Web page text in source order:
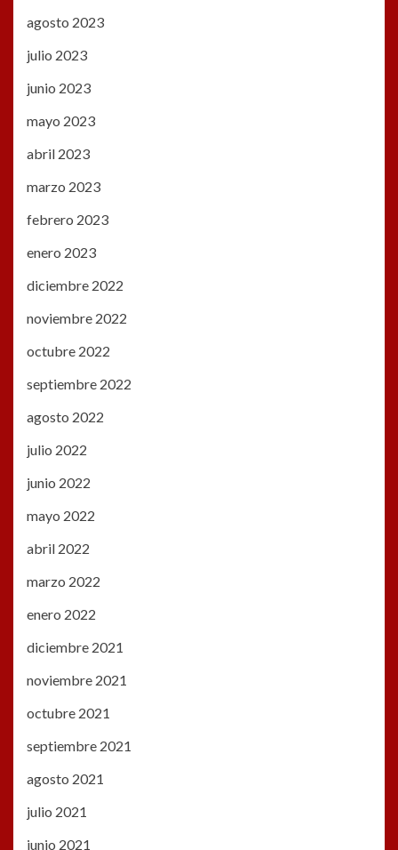
agosto 2023
julio 2023
junio 2023
mayo 2023
abril 2023
marzo 2023
febrero 2023
enero 2023
diciembre 2022
noviembre 2022
octubre 2022
septiembre 2022
agosto 2022
julio 2022
junio 2022
mayo 2022
abril 2022
marzo 2022
enero 2022
diciembre 2021
noviembre 2021
octubre 2021
septiembre 2021
agosto 2021
julio 2021
junio 2021